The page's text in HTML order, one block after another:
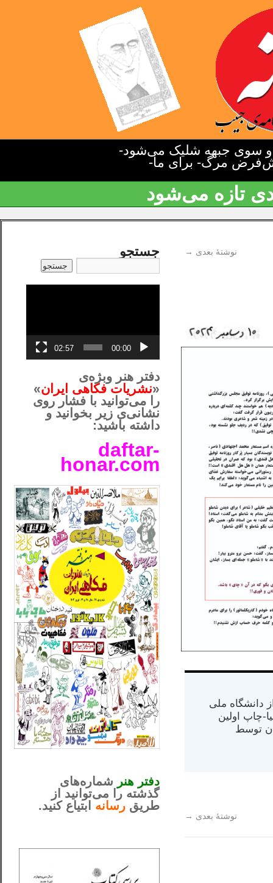
سوی جبهه شلیک می‌شود-
مرگ- برای ما-
تازه می‌شود
نوشتهٔ بعدی →
از دانشگاه ملی
در کالیفرنیا-چاپ اولین
در سال ۱۳۸۴ در ایران توسط
نوشتهٔ بعدی →
جستجو
00:00
02:57
دفتر هنر وبژه‌ی
«نشریات فکاهی ایران»
را می‌توانید با فشار روی
نشانی‌ی زیر بخوانید و
داشته باشید:
daftar-
honar.com
دفتر هنر شماره‌های
گذشته را می‌توانید از
طریق رسانه ابتیاع کنید.